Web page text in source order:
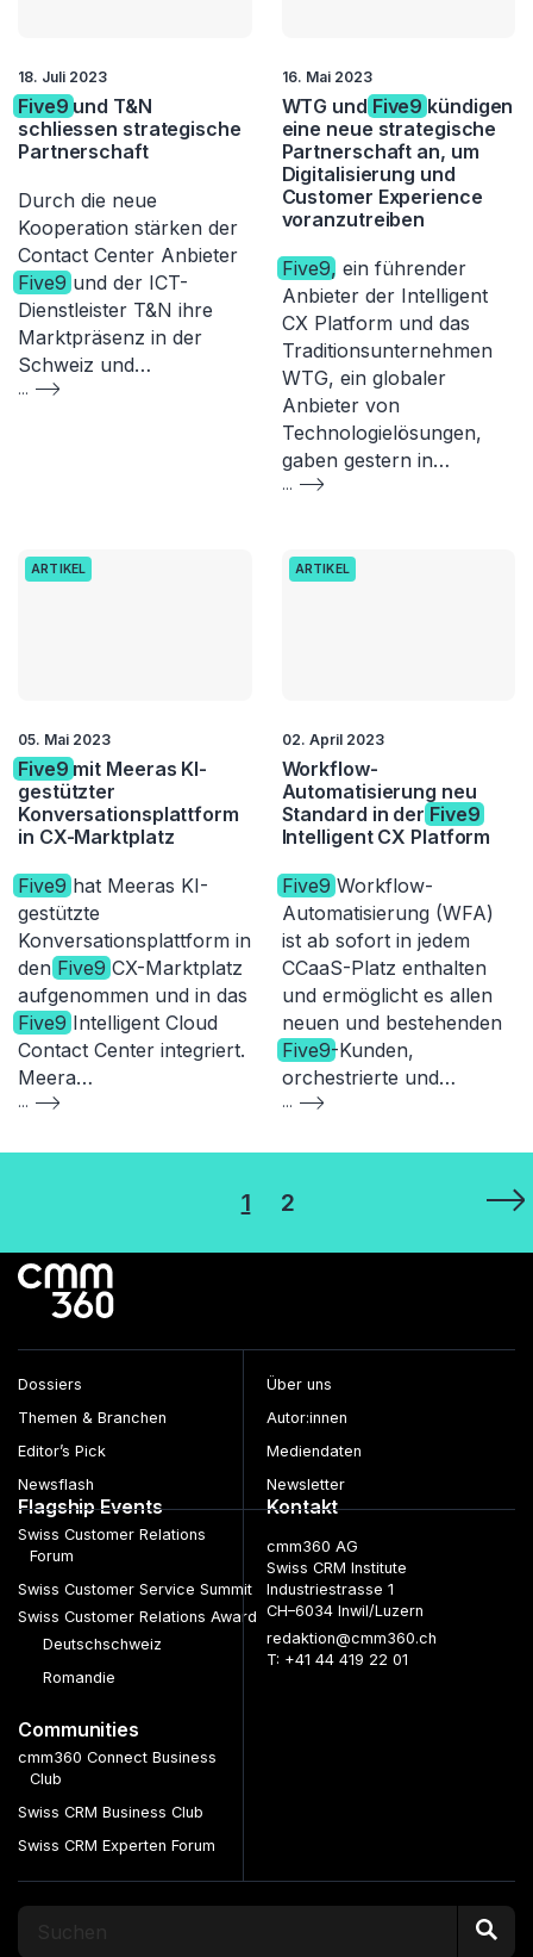
18. Juli 2023
Five9 und T&N
schliessen strategische
Partnerschaft
Durch die neue
Kooperation stärken der
Contact Center Anbieter
Five9 und der ICT-
Dienstleister T&N ihre
Marktpräsenz in der
Schweiz und…
...
16. Mai 2023
WTG und Five9 kündigen
eine neue strategische
Partnerschaft an, um
Digitalisierung und
Customer Experience
voranzutreiben
Five9, ein führender
Anbieter der Intelligent
CX Platform und das
Traditionsunternehmen
WTG, ein globaler
Anbieter von
Technologielösungen,
gaben gestern in…
...
ARTIKEL
05. Mai 2023
Five9 mit Meeras KI-
gestützter
Konversationsplattform
in CX-Marktplatz
Five9 hat Meeras KI-
gestützte
Konversationsplattform in
den Five9 CX-Marktplatz
aufgenommen und in das
Five9 Intelligent Cloud
Contact Center integriert.
Meera…
...
ARTIKEL
02. April 2023
Workflow-
Automatisierung neu
Standard in der Five9
Intelligent CX Platform
Five9 Workflow-
Automatisierung (WFA)
ist ab sofort in jedem
CCaaS-Platz enthalten
und ermöglicht es allen
neuen und bestehenden
Five9-Kunden,
orchestrierte und…
...
Seitennummerierung
der
Beiträge
1 2
Dossiers
Themen & Branchen
Editor’s Pick
Newsflash
Über uns
Autor:innen
Mediendaten
Newsletter
Flagship Events
Swiss Customer Relations
Forum
Swiss Customer Service Summit
Swiss Customer Relations Award
Deutschschweiz
Romandie
Communities
cmm360 Connect Business
Club
Swiss CRM Business Club
Swiss CRM Experten Forum
Kontakt
cmm360 AG
Swiss CRM Institute
Industriestrasse 1
CH–6034 Inwil/Luzern
redaktion@cmm360.ch
T: +41 44 419 22 01